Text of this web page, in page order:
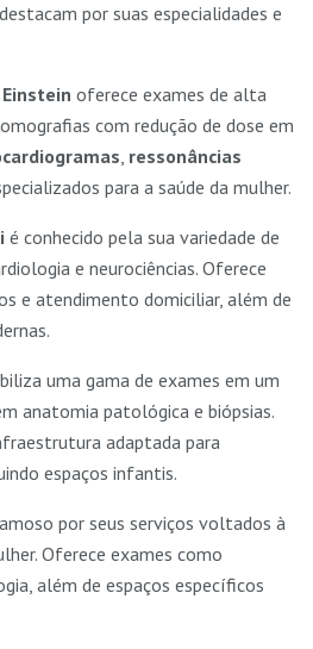
por suas especialidades e
oferece exames de alta
com redução de dose em
, ressonâncias
para a saúde da mulher.
é conhecido pela sua variedade de
e neurociências. Oferece
e atendimento domiciliar, além de
uma gama de exames em um
anatomia patológica e biópsias.
adaptada para
espaços infantis.
por seus serviços voltados à
Oferece exames como
além de espaços específicos